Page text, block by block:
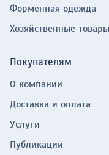
Форменная одежда
Хозяйственные товары
Покупателям
О компании
Доставка и оплата
Услуги
Публикации